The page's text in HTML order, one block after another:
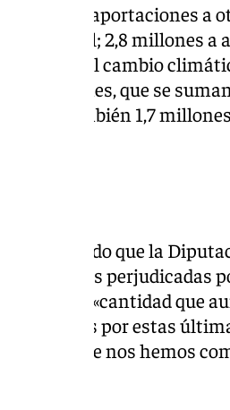
aportaciones a
la Catedral; 2,8 millones
contra el cambio
instalaciones, que se
También 1,7
ha recordado que la
las familias perjudicadas
de ellas, «cantidad que
afectados por estas
que nos hemos